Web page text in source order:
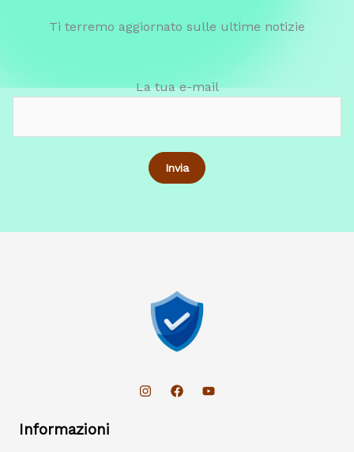
Ti terremo aggiornato sulle ultime notizie
La tua e-mail
Informazioni